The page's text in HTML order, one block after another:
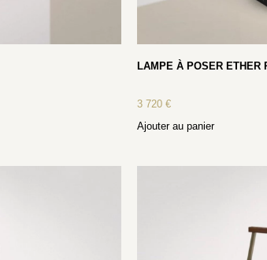
LAMPE À POSER ETHER
3 720€
Ajouter au panier